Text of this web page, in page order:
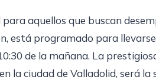
aquellos que buscan
está programado para
de la mañana. La
la ciudad de Valladolid, será